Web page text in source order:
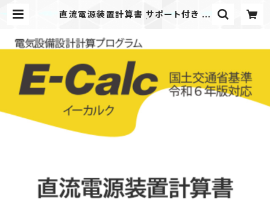
直流電源装置計算書 サポート付き 年